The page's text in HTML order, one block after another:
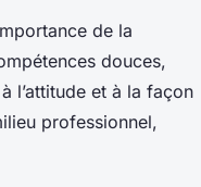
de la
douces,
l’attitude et à la façon
professionnel,